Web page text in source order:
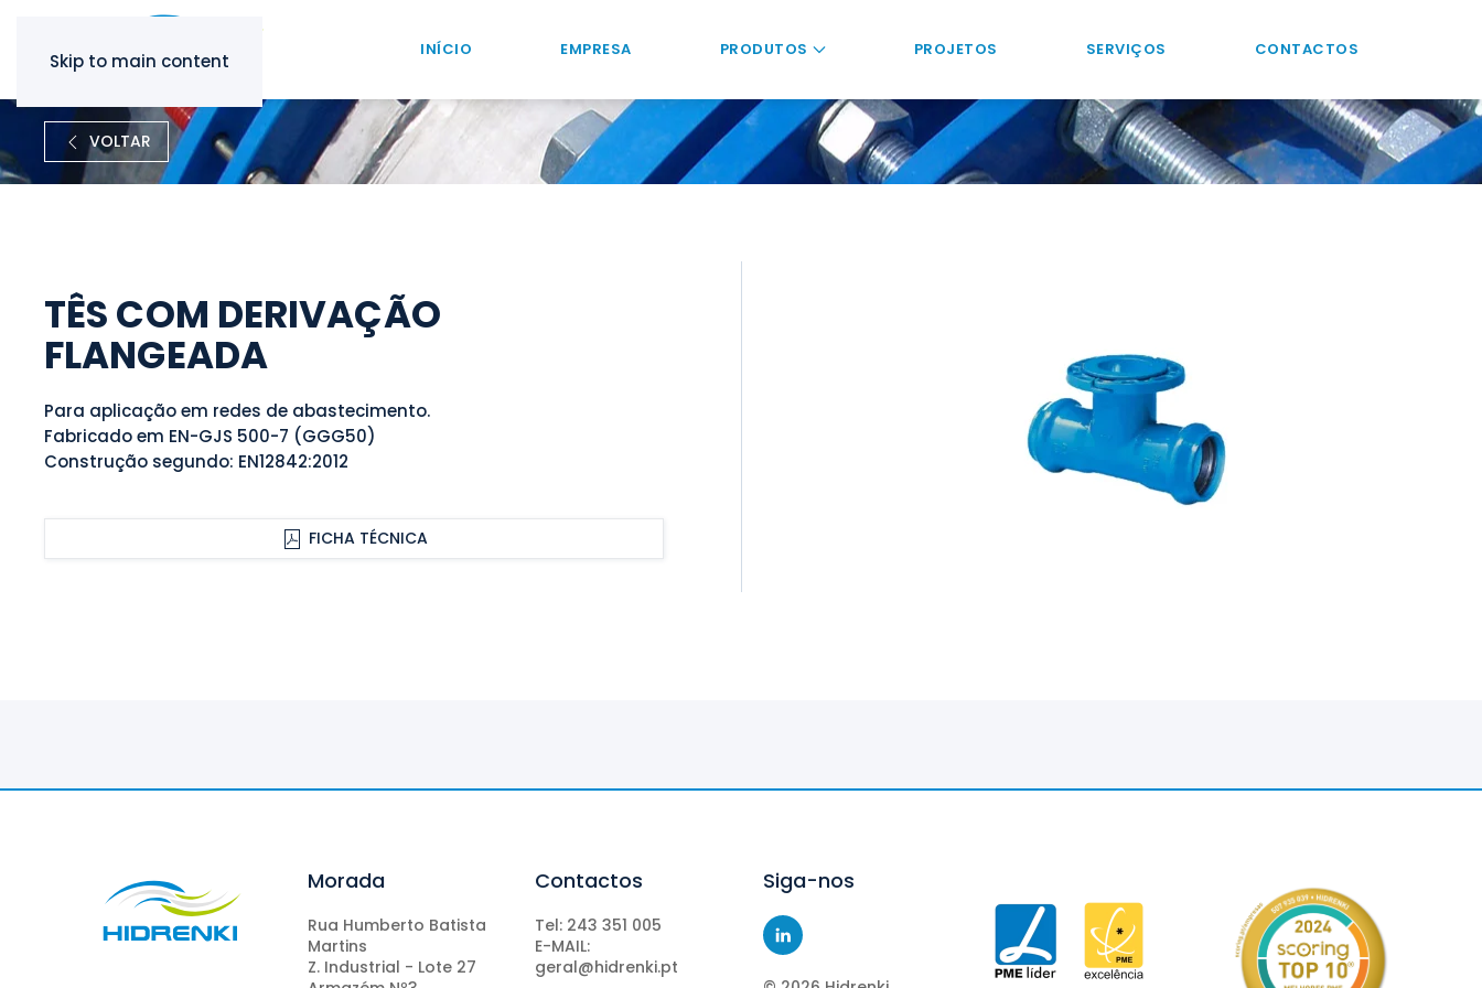
Skip to main content
INÍCIO EMPRESA PRODUTOS PROJETOS SERVIÇOS CONTACTOS
VOLTAR
TÊS COM DERIVAÇÃO
FLANGEADA
Para aplicação em redes de abastecimento.
Fabricado em EN-GJS 500-7 (GGG50)
Construção segundo: EN12842:2012
FICHA TÉCNICA
Morada
Rua Humberto Batista
Martins
Z. Industrial - Lote 27
Contactos
Tel: 243 351 005
E-MAIL:
geral@hidrenki.pt
Siga-nos